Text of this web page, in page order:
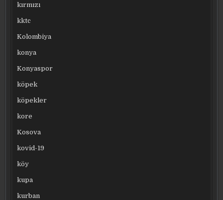
kırmızı
kktc
Kolombiya
konya
Konyaspor
köpek
köpekler
kore
Kosova
kovid-19
köy
kupa
kurban